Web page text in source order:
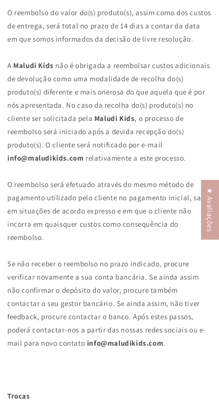
O reembolso do valor do(s) produto(s), assim como dos custos
de entrega, será total no prazo de 14 dias a contar da data
em que somos informados da decisão de livre resolução.
A Maludi Kids não é obrigada a reembolsar custos adicionais
de devolução como uma modalidade de recolha do(s)
produto(s) diferente e mais onerosa do que aquela que é por
nós apresentada. No caso da recolha do(s) produto(s) no
cliente ser solicitada pela Maludi Kids, o processo de
reembolso será iniciado após a devida recepção do(s)
produto(s). O cliente será notificado por e-mail
info@maludikids.com relativamente a este processo.
O reembolso será efetuado através do mesmo método de
pagamento utilizado pelo cliente no pagamento inicial, salvo
em situações de acordo expresso e em que o cliente não
incorra em quaisquer custos como consequência do
reembolso.
Se não receber o reembolso no prazo indicado, procure
verificar novamente a sua conta bancária. Se ainda assim
não confirmar o depósito do valor, procure também
contactar o seu gestor bancário. Se ainda assim, não tiver
feedback, procure contactar o banco. Após estes passos,
poderá contactar-nos a partir das nossas redes sociais ou e-
mail para novo contato info@maludikids.com.
Trocas
★ Avaliações